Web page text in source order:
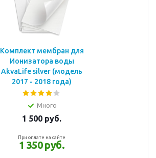
Комплект мембран для
Ионизатора воды
AkvaLife silver (модель
2017 - 2018 года)
Много
1 500 руб.
При оплате на сайте
1 350 руб.